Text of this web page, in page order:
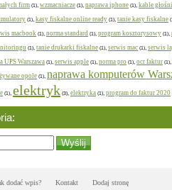
firm (1), wzmacniacze (1), naprawa iphone (1), kable
(1), kasy fiskalne online ready (1), tanie kasy fiskalne
macbook (1), norma standard (1), program kosztorysowy (1),
(1), tanie drukarki fiskalne (1), serwis mac (1), serwis
UPS Warszawa (1), serwis apple (1), norma pro (1), ocr faktur (1),
opole (1), naprawa komputerów
(1), elektryk (3), elektryka (1), program do faktur 2020
dodać wpis? Kontakt Dodaj stronę